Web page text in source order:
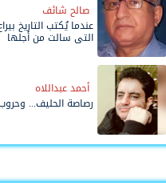
صالح شائف
عندما يُكتب التاريخ
التي سالت من أجلها
أحمد عبداللاه
رصاصة الحليف... وحروب